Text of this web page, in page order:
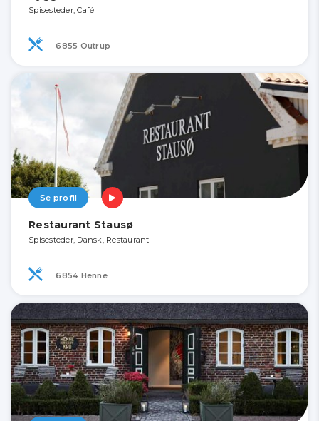
Spisesteder, Café
6855 Outrup
Se profil
Restaurant Stausø
Spisesteder, Dansk, Restaurant
6854 Henne